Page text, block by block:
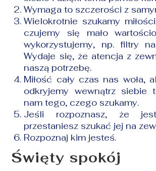
Wymaga to szczerości z
Wielokrotnie szukamy
czujemy się mało
wykorzystujemy, np. filtry
Wydaje się, że atencja z
naszą potrzebę.
Miłość cały czas nas woła,
odkryjemy wewnątrz
nam tego, czego szukamy.
Jeśli rozpoznasz, że
przestaniesz szukać jej na
Rozpoznaj kim jesteś.
Święty spokój